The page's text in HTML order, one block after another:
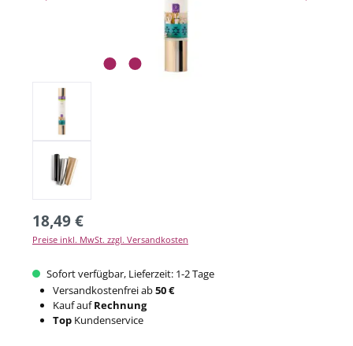
18,49 €
Preise inkl. MwSt. zzgl. Versandkosten
Sofort verfügbar, Lieferzeit: 1-2 Tage
Versandkostenfrei ab50 €
Kauf aufRechnung
TopKundenservice